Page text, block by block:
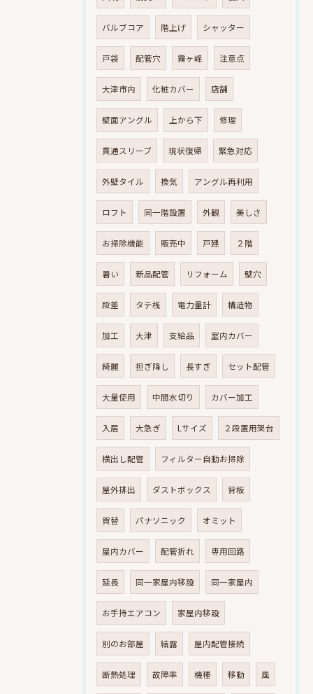
バルブコア 階上げ シャッター
戸袋 配管穴 霧ヶ峰 注意点
大津市内 化粧カバー 店舗
壁面アングル 上から下 修理
貫通スリーブ 現状復帰 緊急対応
外壁タイル 換気 アングル再利用
ロフト 同一階設置 外観 美しさ
お掃除機能 販売中 戸建 ２階
暑い 新品配管 リフォーム 壁穴
段差 タテ桟 電力量計 構造物
加工 大津 支給品 室内カバー
綺麗 担ぎ降し 長すぎ セット配管
大量使用 中間水切り カバー加工
入居 大急ぎ Lサイズ ２段置用架台
横出し配管 フィルター自動お掃除
屋外排出 ダストボックス 背板
買替 パナソニック オミット
屋内カバー 配管折れ 専用回路
延長 同一家屋内移設 同一家屋内
お手持エアコン 家屋内移設
別のお部屋 結露 屋内配管接続
断熱処理 故障率 機種 移動 風